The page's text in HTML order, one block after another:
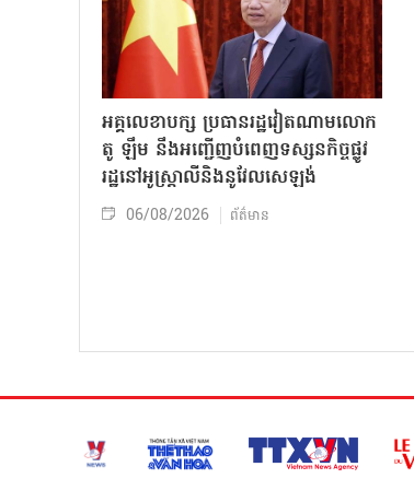
អគ្គលេខាបក្ស ប្រធានរដ្ឋវៀតណាមលោក
តូ ឡឹម នឹងអញ្ជើញបំពេញទស្សនកិច្ចផ្លូវ
រដ្ឋនៅអូស្ត្រាលីនិងនូវែលសេឡង់
06/08/2026 ព័ត៌មាន